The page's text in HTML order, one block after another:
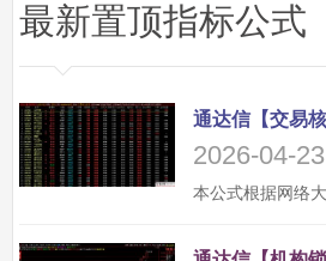
最新置顶指标公式
2026-04-23